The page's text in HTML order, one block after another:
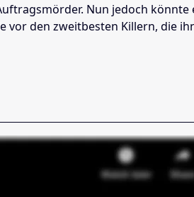
Nun jedoch
den zweitbesten Killern,